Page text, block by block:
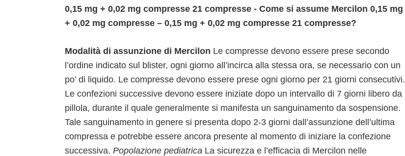
0,15 mg + 0,02 mg compresse 21 compresse - Come si assume Mercilon 0,15 mg
+ 0,02 mg compresse – 0,15 mg + 0,02 mg compresse 21 compresse?
Modalità di assunzione di Mercilon Le compresse devono essere prese secondo
l’ordine indicato sul blister, ogni giorno all’incirca alla stessa ora, se necessario con un
po’ di liquido. Le compresse devono essere prese ogni giorno per 21 giorni consecutivi.
Le confezioni successive devono essere iniziate dopo un intervallo di 7 giorni libero da
pillola, durante il quale generalmente si manifesta un sanguinamento da sospensione.
Tale sanguinamento in genere si presenta dopo 2-3 giorni dall’assunzione dell’ultima
compressa e potrebbe essere ancora presente al momento di iniziare la confezione
successiva. Popolazione pediatrica La sicurezza e l’efficacia di Mercilon nelle